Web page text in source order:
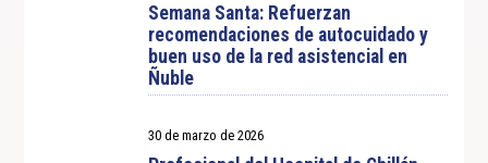
Semana Santa: Refuerzan
recomendaciones de autocuidado y
buen uso de la red asistencial en
Ñuble
30 de marzo de 2026